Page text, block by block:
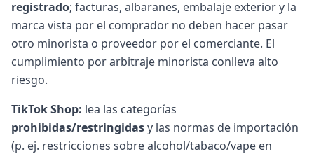
registrado; facturas, albaranes, embalaje exterior y la
marca vista por el comprador no deben hacer pasar
otro minorista o proveedor por el comerciante. El
cumplimiento por arbitraje minorista conlleva alto
riesgo.
TikTok Shop: lea las categorías
prohibidas/restringidasy las normas de importación
(p. ej. restricciones sobre alcohol/tabaco/vape en